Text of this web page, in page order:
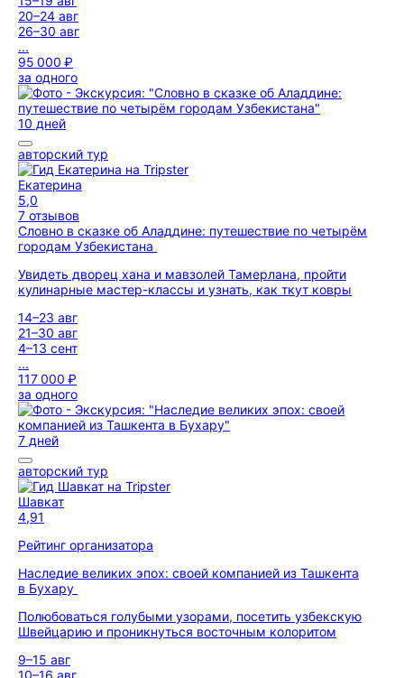
20–24 авг
26–30 авг
...
95 000 ₽
за одного
10 дней
авторский тур
Екатерина
5,0
7 отзывов
Словно в сказке об Аладдине: путешествие по четырём
городам Узбекистана
Увидеть дворец хана и мавзолей Тамерлана, пройти
кулинарные мастер-классы и узнать, как ткут ковры
14–23 авг
21–30 авг
4–13 сент
...
117 000 ₽
за одного
7 дней
авторский тур
Шавкат
4,91
Рейтинг организатора
Наследие великих эпох: своей компанией из Ташкента
в Бухару
Полюбоваться голубыми узорами, посетить узбекскую
Швейцарию и проникнуться восточным колоритом
9–15 авг
10–16 авг